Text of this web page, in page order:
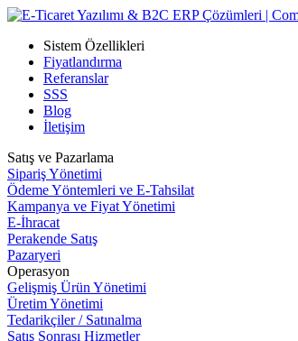
Sistem Özellikleri
Fiyatlandırma
Referanslar
SSS
Blog
İletişim
Satış ve Pazarlama
Sipariş Yönetimi
Ödeme Yöntemleri ve E-Tahsilat
Kampanya ve Fiyat Yönetimi
E-İhracat
Perakende Satış
Pazaryeri
Operasyon
Gelişmiş Ürün Yönetimi
Üretim Yönetimi
Tedarikçiler / Satınalma
Satış Sonrası Hizmetler